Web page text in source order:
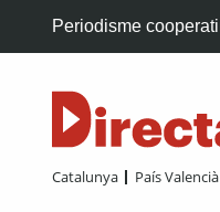
Periodisme
Catalunya País Valencià